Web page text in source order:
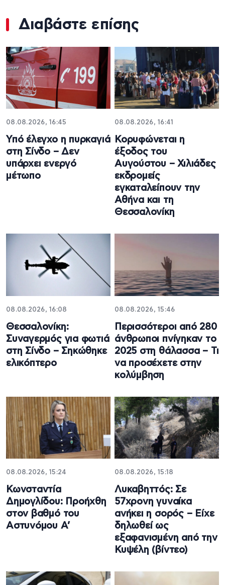
Διαβάστε επίσης
08.08.2026, 16:45
Υπό έλεγχο η πυρκαγιά
στη Σίνδο – Δεν
υπάρχει ενεργό
μέτωπο
08.08.2026, 16:41
Κορυφώνεται η
έξοδος του
Αυγούστου – Χιλιάδες
εκδρομείς
εγκαταλείπουν την
Αθήνα και τη
Θεσσαλονίκη
08.08.2026, 16:08
Θεσσαλονίκη:
Συναγερμός για φωτιά
στη Σίνδο – Σηκώθηκε
ελικόπτερο
08.08.2026, 15:46
Περισσότεροι από 280
άνθρωποι πνίγηκαν το
2025 στη θάλασσα – Τι
να προσέχετε στην
κολύμβηση
08.08.2026, 15:24
Κωνσταντία
Δημογλίδου: Προήχθη
στον βαθμό του
Αστυνόμου Α’
08.08.2026, 15:18
Λυκαβηττός: Σε
57χρονη γυναίκα
ανήκει η σορός – Είχε
δηλωθεί ως
εξαφανισμένη από την
Κυψέλη (βίντεο)